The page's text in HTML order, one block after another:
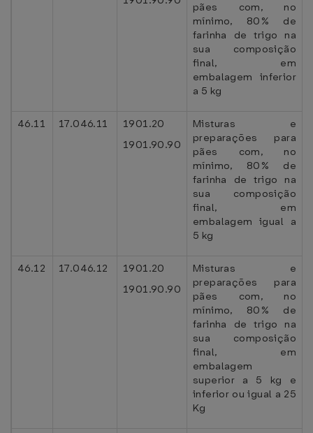
pães com, no
mínimo, 80% de
farinha de trigo na
sua composição
final, em
embalagem inferior
a 5 kg
46.11 17.046.11
1901.20
1901.90.90
Misturas e
preparações para
pães com, no
mínimo, 80% de
farinha de trigo na
sua composição
final, em
embalagem igual a
5 kg
46.12 17.046.12
1901.20
1901.90.90
Misturas e
preparações para
pães com, no
mínimo, 80% de
farinha de trigo na
sua composição
final, em
embalagem
superior a 5 kg e
inferior ou igual a 25
Kg